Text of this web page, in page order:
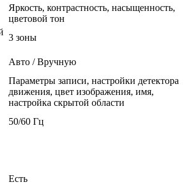
Яркость, контрастность, насыщенность,
цветовой тон
3 зоны
Авто / Вручную
Параметры записи, настройки детектора
движения, цвет изображения, имя,
настройка скрытой области
50/60 Гц
Есть